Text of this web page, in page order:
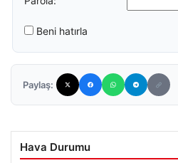
Beni hatırla
Paylaş:
Hava Durumu